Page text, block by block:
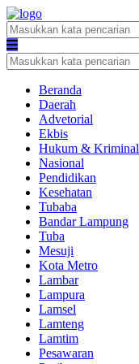
Beranda
Daerah
Advetorial
Ekbis
Hukum & Kriminal
Nasional
Pendidikan
Kesehatan
Tubaba
Bandar Lampung
Tuba
Mesuji
Kota Metro
Lambar
Lampura
Lamsel
Lamteng
Lamtim
Pesawaran